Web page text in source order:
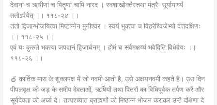
देवानां च ऋषीणां च पितॄणां चापि नारद । स्वशाखोक्तैस्तथा मंत्रैः सूर्यायार्घ्यं
ततोऽर्पयेत् ।। ११८-२४ ।।
ततो द्विजान्भोजयित्वा मिष्टान्नेन मुनीश्वर । स्वयं भुक्त्वा च विहरेद्द्विजेभ्यो दत्तदक्षिणः
।। ११८-२५ ।।
एवं यः कुरुते भक्त्या जपदानं द्विजार्चनम् । होमं च सर्वमक्षय्यं भवेदिति विधेर्वयः ।।
११८-२६ ।।
🍏 कार्तिक मास के शुक्लपक्ष में जो नवमी आती है, उसे अक्षयनवमी कहते हैं। उस दिन
पीपलवृक्ष की जड़ के समीप देवताओं, ऋषियों तथा पितरों का विधिपूर्वक तर्पण करें और
सूर्यदेवता को अर्घ्य दे। तत्पश्च्यात ब्राह्मणों को मिष्ठान्न भोजन कराकर उन्हें दक्षिणा दे